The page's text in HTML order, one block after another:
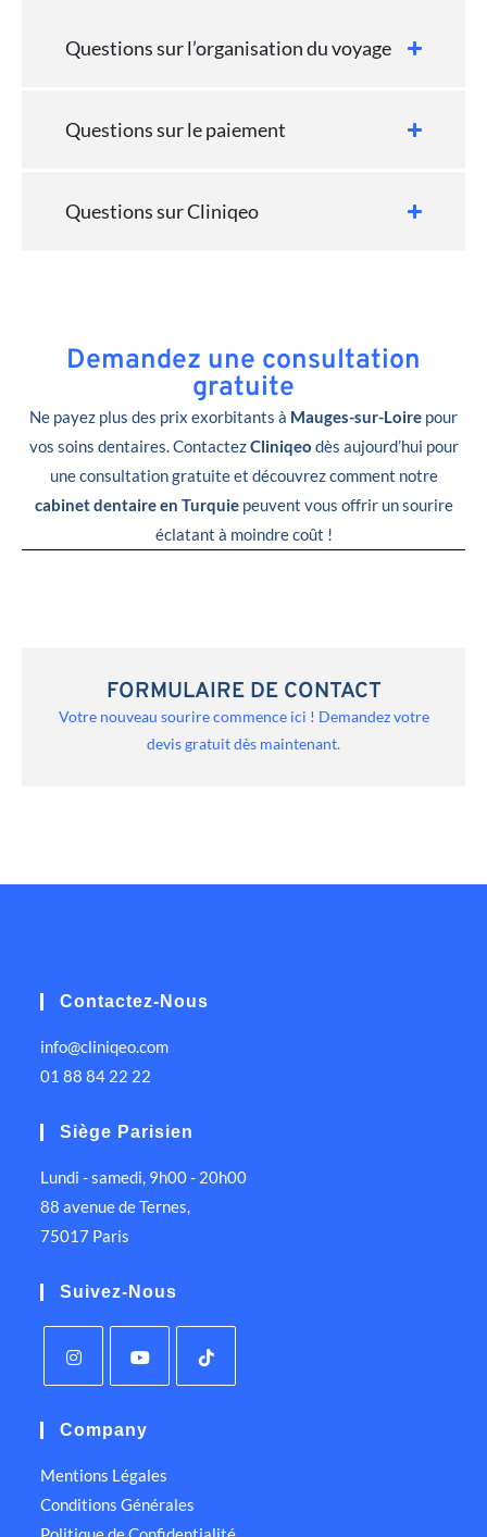
Questions sur l’organisation du voyage
Questions sur le paiement
Questions sur Cliniqeo
Demandez une consultation
gratuite
Ne payez plus des prix exorbitants à Mauges-sur-Loire pour
vos soins dentaires. ContactezCliniqeo dès aujourd’hui pour
une consultation gratuite et découvrez comment notre
cabinet dentaire en Turquiepeuvent vous offrir un sourire
éclatant à moindre coût !
FORMULAIRE DE CONTACT
Votre nouveau sourire commence ici ! Demandez votre
devis gratuit dès maintenant.
Contactez-Nous
info@cliniqeo.com
01 88 84 22 22
Siège Parisien
Lundi - samedi, 9h00 - 20h00
88 avenue de Ternes,
75017 Paris
Suivez-Nous
Company
Mentions Légales
Conditions Générales